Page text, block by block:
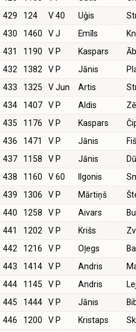
429
124 V 40 Uģis
430
1460 V J Emīls
431
1190 V P Kaspars
432
1382 V P Jānis
433
1325 V Jun Artis
434
1407 V P Aldis
435
1176 V P Kaspars
436
1471 V P Jānis
437
1158 V P Jānis
438
1160 V 60 Ilgonis
439
1306 V P Mārtiņš
440
1258 V P Aivars
441
1202 V P Krišs
442
1216 V P Oļegs
443
1414 V P Andris
444
1145 V P Andris
445
1444 V P Jānis
446
1200 V P Kristaps